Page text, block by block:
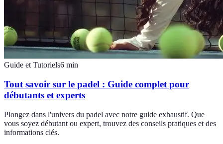
Guide et Tutoriels6 min
Tout savoir sur le padel : Guide complet pour
débutants et experts
Plongez dans l'univers du padel avec notre guide exhaustif. Que
vous soyez débutant ou expert, trouvez des conseils pratiques et des
informations clés.